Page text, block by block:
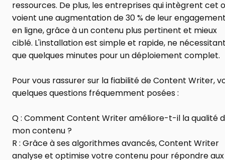
ressources. De plus, les entreprises qui intègrent cet
voient une augmentation de 30 % de leur
en ligne, grâce à un contenu plus pertinent et mieux
ciblé. L'installation est simple et rapide, ne
que quelques minutes pour un déploiement complet.
Pour vous rassurer sur la fiabilité de Content Writer,
quelques questions fréquemment posées :
Q : Comment Content Writer améliore-t-il la qualité
mon contenu ?
R : Grâce à ses algorithmes avancés, Content Writer
analyse et optimise votre contenu pour répondre aux